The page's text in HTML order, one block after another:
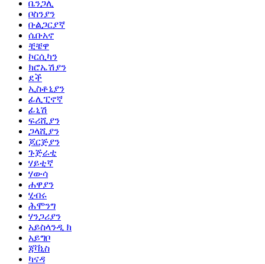
ቤንጋሊ
ቦስንያን
ቡልጋርያኛ
ሴቡአኖ
ቺቼዋ
ኮርሲካን
ክሮኤሽያን
ደች
ኢስቶኒያን
ፊሊፒኖኛ
ፊኒሽ
ፍሪሺያን
ጋላሺያን
ጆርጅያን
ጉጅራቲ
ሃይቲኛ
ሃውሳ
ሐዋያን
ሂብሩ
ሕሞንግ
ሃንጋሪያን
አይስላንዲ ክ
አይግቦ
ጃቫኒስ
ካናዳ